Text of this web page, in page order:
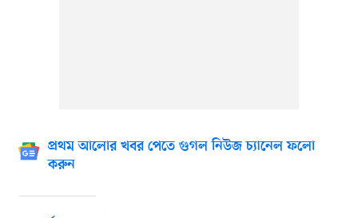
প্রথম আলোর খবর পেতে গুগল নিউজ চ্যানেল ফলো
করুন